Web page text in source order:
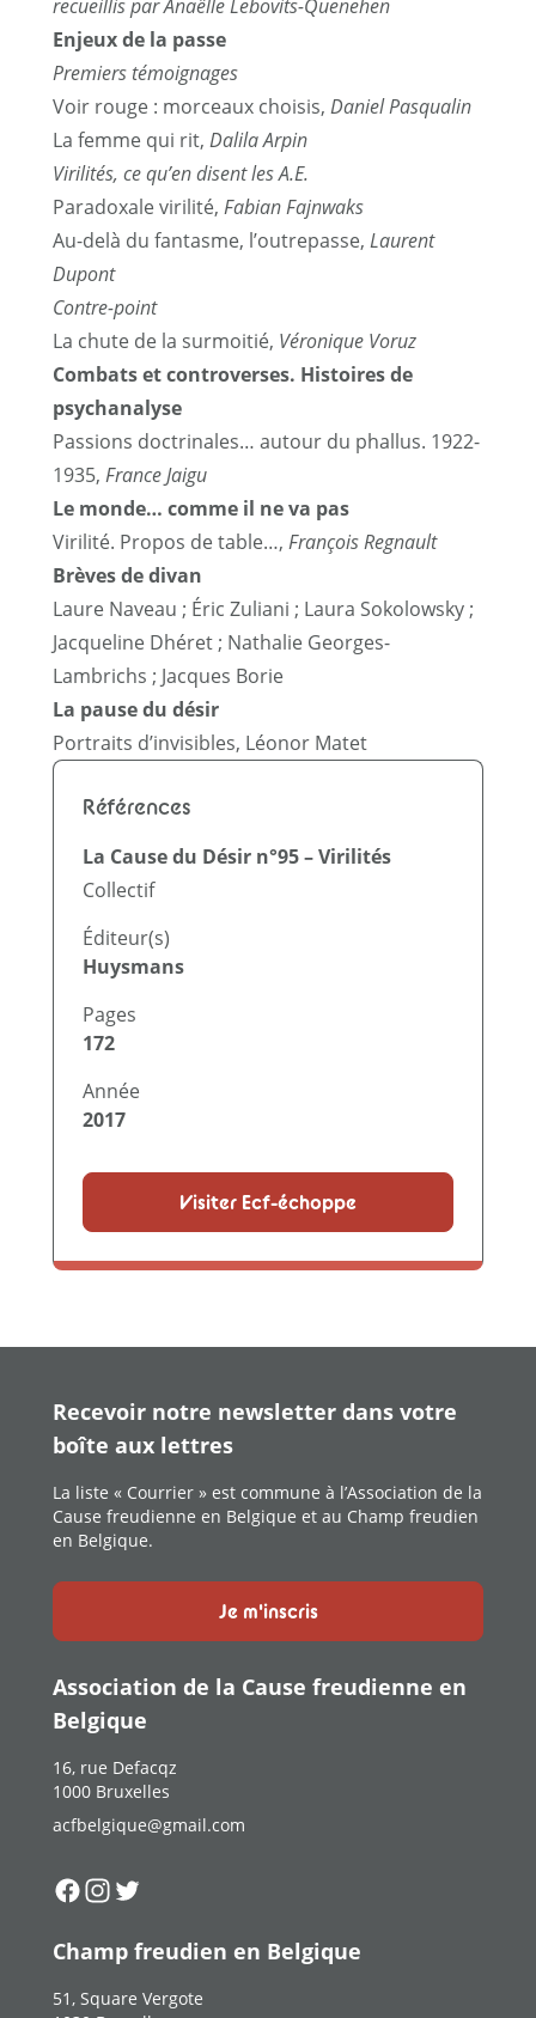
recueillis par Anaëlle Lebovits-Quenehen
Enjeux de la passe
Premiers témoignages
Voir rouge : morceaux choisis, Daniel Pasqualin
La femme qui rit, Dalila Arpin
Virilités, ce qu’en disent les A.E.
Paradoxale virilité, Fabian Fajnwaks
Au-delà du fantasme, l’outrepasse, Laurent
Dupont
Contre-point
La chute de la surmoitié, Véronique Voruz
Combats et controverses. Histoires de
psychanalyse
Passions doctrinales… autour du phallus. 1922-
1935, France Jaigu
Le monde… comme il ne va pas
Virilité. Propos de table…, François Regnault
Brèves de divan
Laure Naveau ; Éric Zuliani ; Laura Sokolowsky ;
Jacqueline Dhéret ; Nathalie Georges-
Lambrichs ; Jacques Borie
La pause du désir
Portraits d’invisibles, Léonor Matet
Références
La Cause du Désir n°95 – Virilités
Collectif
Éditeur(s)
Huysmans
Pages
172
Année
2017
Visiter Ecf-échoppe
Recevoir notre newsletter dans votre
boîte aux lettres
La liste « Courrier » est commune à l’Association de la
Cause freudienne en Belgique et au Champ freudien
en Belgique.
Je m'inscris
Association de la Cause freudienne en
Belgique
16, rue Defacqz
1000 Bruxelles
acfbelgique@gmail.com
Suivez-nous sur
Suivez-nous sur
Suivez-nous sur
Champ freudien en Belgique
51, Square Vergote